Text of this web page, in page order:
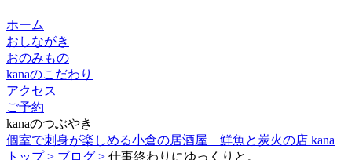
ホーム
おしながき
おのみもの
kanaのこだわり
アクセス
ご予約
kanaのつぶやき
個室で刺身が楽しめる小倉の居酒屋 鮮魚と炭火の店 kana
トップ > ブログ > 仕事終わりにゆっくりと。